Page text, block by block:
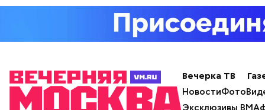
Вечерка ТВ
НовостиФото
Эксклюзивы ВМ